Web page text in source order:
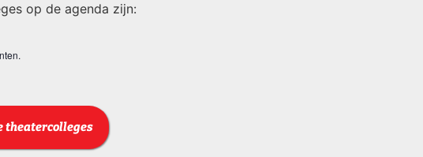
op de agenda zijn:
theatercolleges